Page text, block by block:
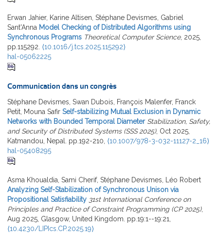
Erwan Jahier, Karine Altisen, Stéphane Devismes, Gabriel
Sant'Anna Model Checking of Distributed Algorithms using
Synchronous Programs Theoretical Computer Science, 2025,
pp.115292. ⟨10.1016/j.tcs.2025.115292⟩
hal-05062225
Communication dans un congrès
Stéphane Devismes, Swan Dubois, François Malenfer, Franck
Petit, Mouna Safir Self-stabilizing Mutual Exclusion in Dynamic
Networks with Bounded Temporal Diameter Stabilization, Safety,
and Security of Distributed Systems (SSS 2025), Oct 2025,
Katmandou, Nepal. pp.192-210, ⟨10.1007/978-3-032-11127-2_16⟩
hal-05408295
Asma Khoualdia, Sami Cherif, Stéphane Devismes, Léo Robert
Analyzing Self-Stabilization of Synchronous Unison via
Propositional Satisfiability 31st International Conference on
Principles and Practice of Constraint Programming (CP 2025),
Aug 2025, Glasgow, United Kingdom. pp.19:1--19:21,
⟨10.4230/LIPIcs.CP.2025.19⟩